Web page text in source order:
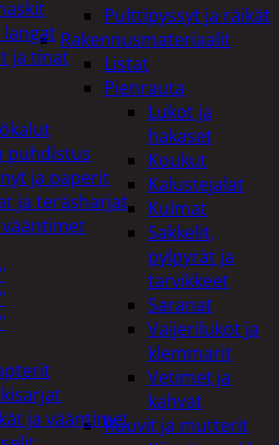
Pulttipyssyt ja räikät
Rakennusmateriaalit
Listat
Pienrauta
Lukot ja
hakaset
Koukut
Kalustejalat
Kulmat
Sakkelit,
pylpyrät ja
tarvikkeet
Saranat
Vaijerilukot ja
klemmarit
Vetimet ja
kahvat
Ruuvit ja mutterit
langat
ja tinat
puhdistus
ja paperit
ja teräsharjat
ja vääntimet